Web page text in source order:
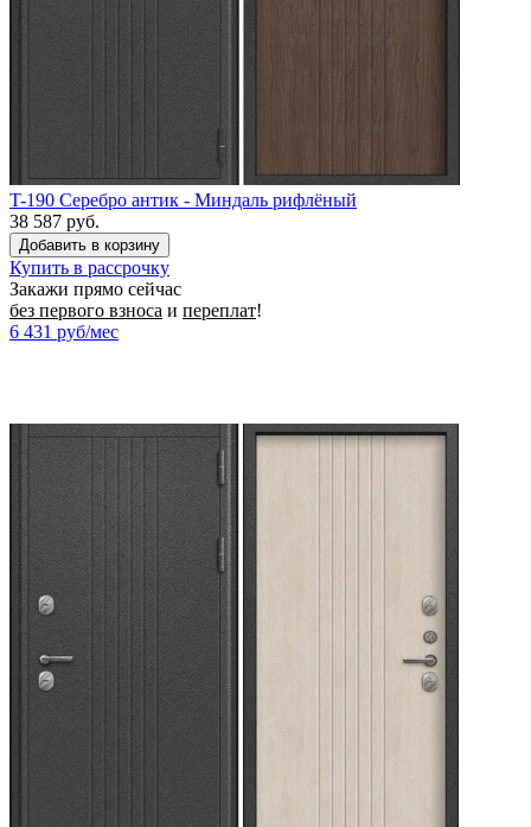
T-190 Серебро антик - Миндаль рифлёный
38 587 руб.
Купить в рассрочку
Закажи прямо сейчас
без первого взноса и переплат!
6 431 руб/мес